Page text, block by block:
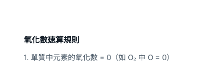
氧化數速算規則
1. 單質中元素的氧化數 = 0（如 O₂ 中 O = 0）